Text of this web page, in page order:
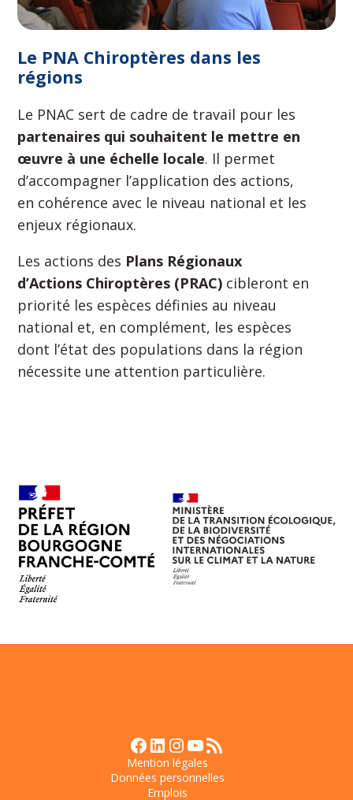
Le PNA Chiroptères dans les
régions
Le PNAC sert de cadre de travail pour les
partenaires qui souhaitent le mettre en
œuvre à une échelle locale. Il permet
d’accompagner l’application des actions,
en cohérence avec le niveau national et les
enjeux régionaux.
Les actions des Plans Régionaux
d’Actions Chiroptères (PRAC) cibleront en
priorité les espèces définies au niveau
national et, en complément, les espèces
dont l’état des populations dans la région
nécessite une attention particulière.
Facebook
LinkedIn
Instagram
YouTube
Flux RSS
Mention légales
Données personnelles
Emplois